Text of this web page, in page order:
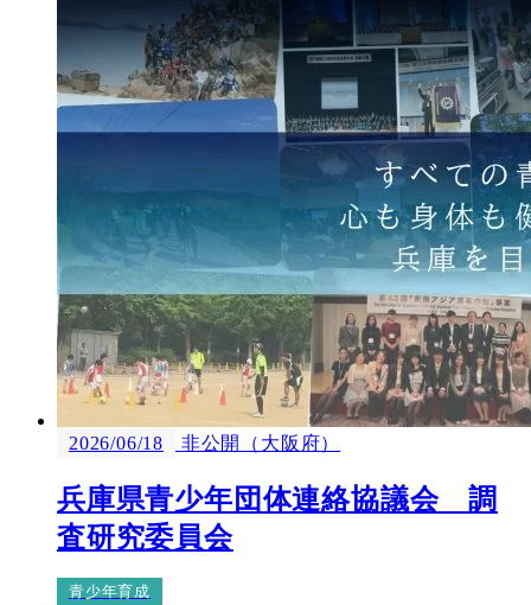
2026/06/18 非公開（大阪府）
兵庫県青少年団体連絡協議会 調
査研究委員会
青少年育成